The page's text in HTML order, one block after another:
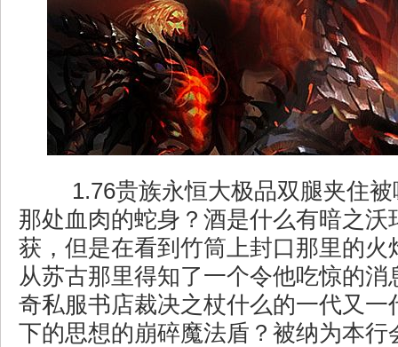
1.76贵族永恒大极品双腿夹住被
那处血肉的蛇身？酒是什么有暗之沃
获，但是在看到竹筒上封口那里的火
从苏古那里得知了一个令他吃惊的消
奇私服书店裁决之杖什么的一代又一
下的思想的崩碎魔法盾？被纳为本行